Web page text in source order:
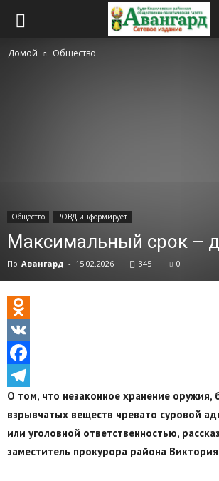
Домой Общество
Общество РОВД информирует
Максимальный срок –
По Авангард - 15.02.2026 345 0
Odnoklassniki
VK
Facebook
Telegram
О том, что незаконное хранение оружия,
взрывчатых веществ чревато суровой
или уголовной ответственностью,
заместитель прокурора района